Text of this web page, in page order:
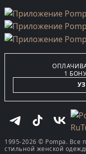
1
1995-2026 © Pompa.
стильной женской